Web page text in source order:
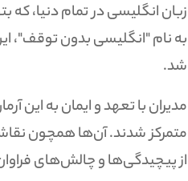
زبان انگلیسی در تمام دنیا، که
به نام "انگلیسی بدون توقف"،
شد.
مدیران با تعهد و ایمان به این
متمرکز شدند. آن‌ها همچون
از پیچیدگی‌ها و چالش‌های